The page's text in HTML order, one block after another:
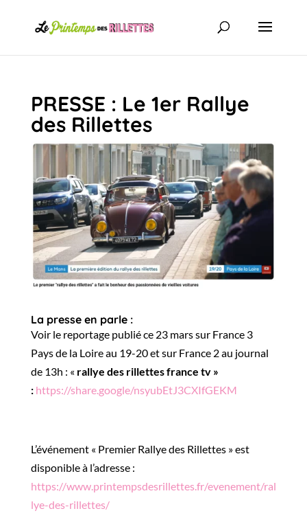
PRESSE : Le 1er Rallye
des Rillettes
La presse en parle :
Voir le reportage publié ce 23 mars sur France 3
Pays de la Loire au 19-20 et sur France 2 au journal
de 13h : « rallye des rillettes france tv »
: https://share.google/nsyubEtJ3CXIfGEKM
L’événement « Premier Rallye des Rillettes » est
disponible à l’adresse :
https://www.printempsdesrillettes.fr/evenement/ral
lye-des-rillettes/